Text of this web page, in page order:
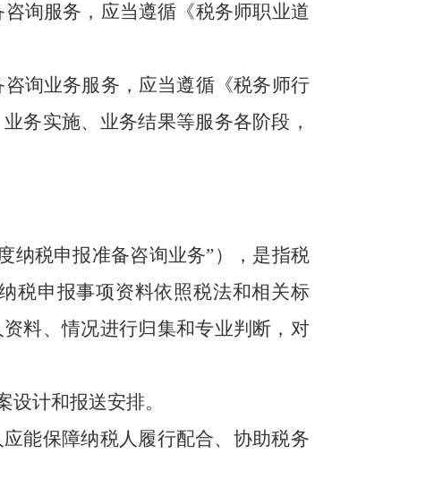
询服务，应当遵循《税务师职业道
询业务服务，应当遵循《税务师行
务实施、业务结果等服务各阶段，
纳税申报准备咨询业务”），是指税
税申报事项资料依照税法和相关标
料、情况进行归集和专业判断，对
计和报送安排。
能保障纳税人履行配合、协助税务